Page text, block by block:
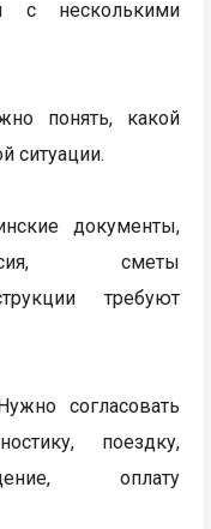
с несколькими
понять, какой
ситуации.
документы,
сметы
требуют
согласовать
поездку,
оплату